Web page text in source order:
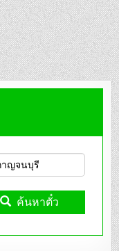
ค้นหาตั๋ว